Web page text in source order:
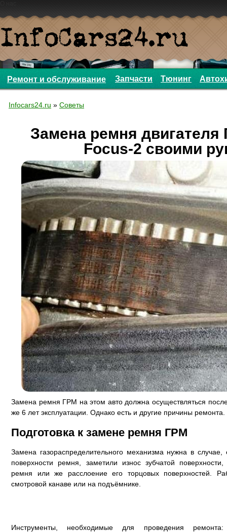
Ремонт и обслуживание Запчасти Тюнинг
Infocars24.ru » Советы
Замена ремня двигателя
Focus-2 своими
Замена ремня ГРМ на этом авто должна осуществляться
же 6 лет эксплуатации. Однако есть и другие причины ремонта.
Подготовка к замене ремня ГРМ
Замена газораспределительного механизма нужна в
поверхности ремня, заметили износ зубчатой
ремня или же расслоение его торцовых поверхностей.
смотровой канаве или на подъёмнике.
Инструменты, необходимые для проведения ремонта: